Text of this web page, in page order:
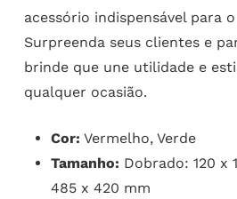
acessório indispensável para
Surpreenda seus clientes e
brinde que une utilidade e
qualquer ocasião.
Cor: Vermelho, Verde
Tamanho: Dobrado: 120 x
485 x 420 mm